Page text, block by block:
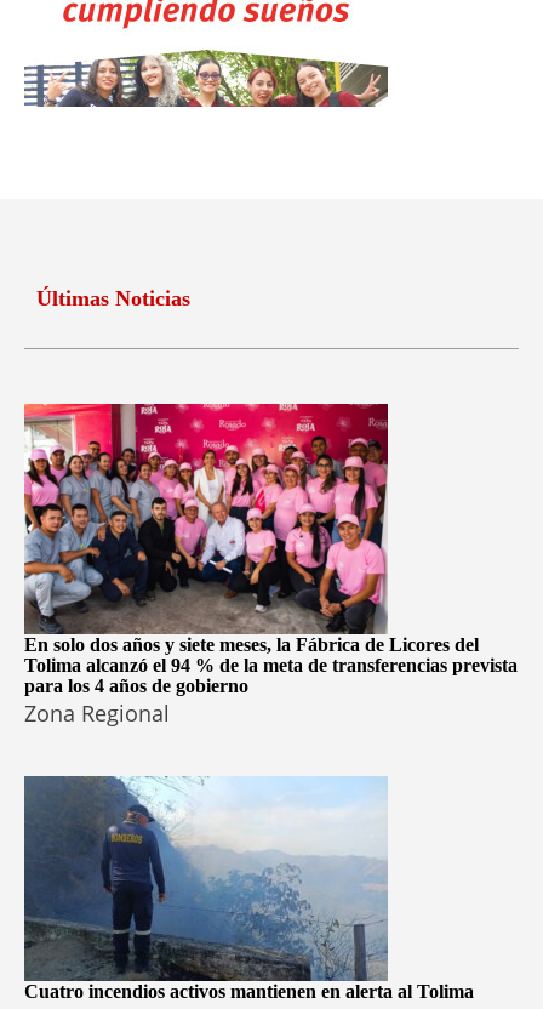
Últimas Noticias
En solo dos años y siete meses, la Fábrica de Licores del
Tolima alcanzó el 94 % de la meta de transferencias prevista
para los 4 años de gobierno
Zona Regional
Cuatro incendios activos mantienen en alerta al Tolima